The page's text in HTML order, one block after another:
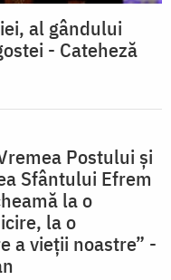
al gândului
- Cateheză
Postului și
Sfântului Efrem
la o
la o
a vieții noastre” -